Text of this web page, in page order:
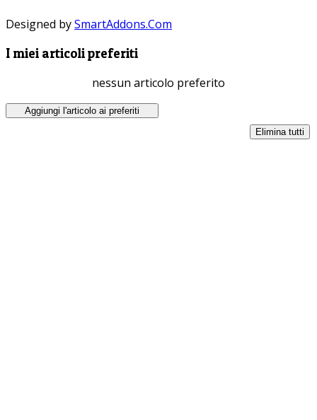
Designed bySmartAddons.Com
I miei articoli preferiti
nessun articolo preferito